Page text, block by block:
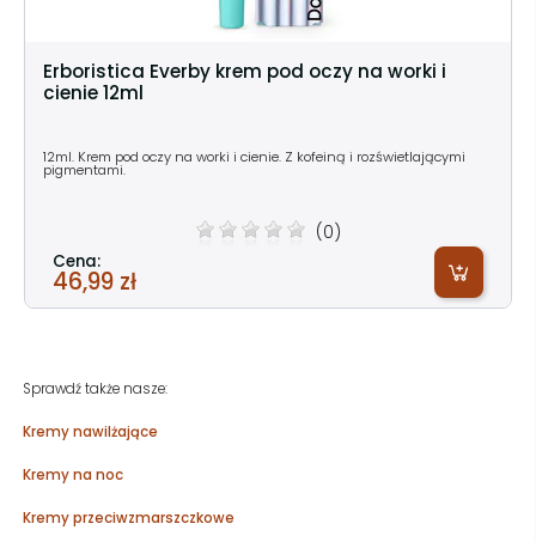
Erboristica Everby krem pod oczy na worki i
cienie 12ml
12ml. Krem pod oczy na worki i cienie. Z kofeiną i rozświetlającymi
pigmentami.
(0)
Cena:
46,99 zł
Sprawdź także nasze:
Kremy nawilżające
Kremy na noc
Kremy przeciwzmarszczkowe